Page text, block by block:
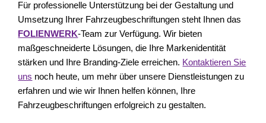
Für professionelle Unterstützung bei der Gestaltung und
Umsetzung Ihrer Fahrzeugbeschriftungen steht Ihnen das
FOLIENWERK-Team zur Verfügung. Wir bieten
maßgeschneiderte Lösungen, die Ihre Markenidentität
stärken und Ihre Branding-Ziele erreichen. Kontaktieren Sie
uns noch heute, um mehr über unsere Dienstleistungen zu
erfahren und wie wir Ihnen helfen können, Ihre
Fahrzeugbeschriftungen erfolgreich zu gestalten.